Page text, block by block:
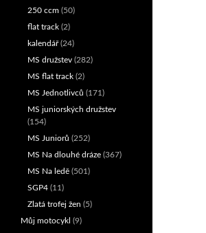
250 ccm (50)
flat track (2)
kalendář(24)
MS družstev (282)
MS flat track (2)
MS Jednotlivců (171)
MS juniorských družstev
(154)
MS Juniorů (252)
MS Na dlouhé dráze (367)
MS Na ledě (501)
SGP4 (11)
Zlatá trofej žen (5)
Můj motocykl (9)